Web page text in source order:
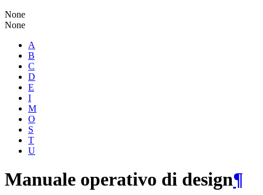
None
None
A
B
C
D
E
I
M
O
S
T
U
Manuale operativo di design¶